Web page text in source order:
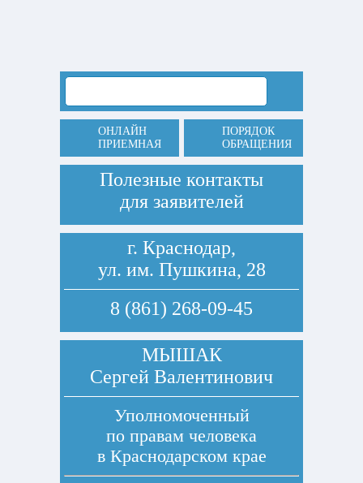
ОНЛАЙН
ПРИЕМНАЯ
ПОРЯДОК
ОБРАЩЕНИЯ
Полезные контакты
для заявителей
г. Краснодар,
ул. им. Пушкина, 28
8 (861) 268-09-45
МЫШАК
Сергей Валентинович
Уполномоченный
по правам человека
в Краснодарском крае